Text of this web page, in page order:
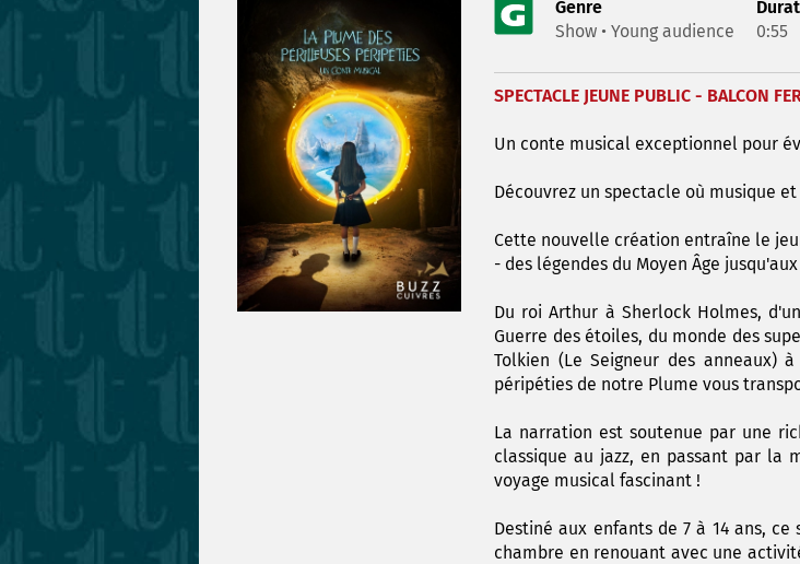
Genre
Show • Young audience
0:55
SPECTACLE JEUNE PUBLIC - BALCON
Un conte musical exceptionnel pour
Découvrez un spectacle où musique
Cette nouvelle création entraîne le
- des légendes du Moyen Âge
Du roi Arthur à Sherlock Holmes,
Guerre des étoiles, du monde des
Tolkien (Le Seigneur des anneaux)
péripéties de notre Plume vous
La narration est soutenue par une
classique au jazz, en passant par la
voyage musical fascinant !
Destiné aux enfants de 7 à 14 ans,
chambre en renouant avec une